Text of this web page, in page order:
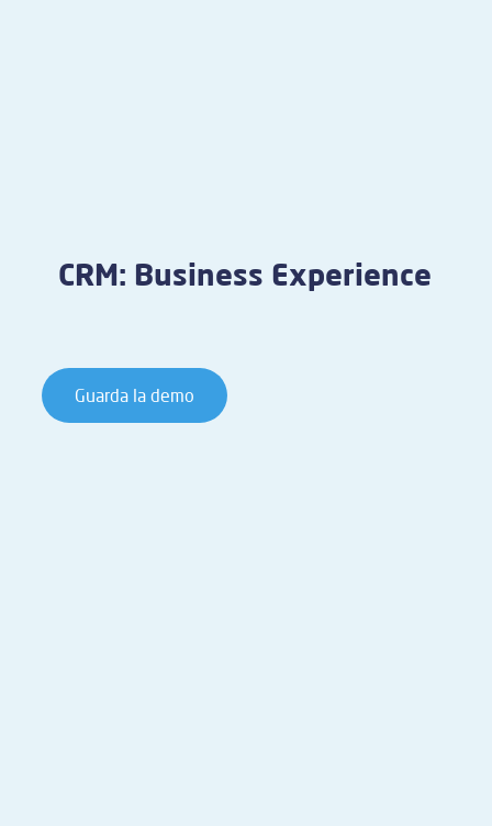
CRM: Business Experience
Guarda la demo